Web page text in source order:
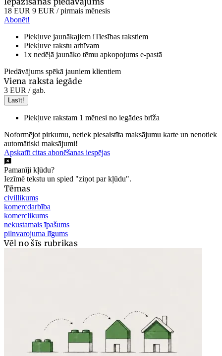
18 EUR 9 EUR / pirmais mēnesis
Abonēt!
Piekļuve jaunākajiem iTiesības rakstiem
Piekļuve rakstu arhīvam
1x nedēļā jaunāko tēmu apkopojums e-pastā
Piedāvājums spēkā jauniem klientiem
Viena raksta iegāde
3 EUR / gab.
Lasīt!
Piekļuve rakstam 1 mēnesi no iegādes brīža
Noformējot pirkumu, netiek piesaistīta maksājumu karte un nenotiek
automātiski maksājumi!
Apskatīt citas abonēšanas iespējas
Pamanīji kļūdu?
Iezīmē tekstu un spied "ziņot par kļūdu".
Tēmas
civillikums
komercdarbība
komerclikums
nekustamais īpašums
pilnvarojuma līgums
Vēl no šīs rubrikas